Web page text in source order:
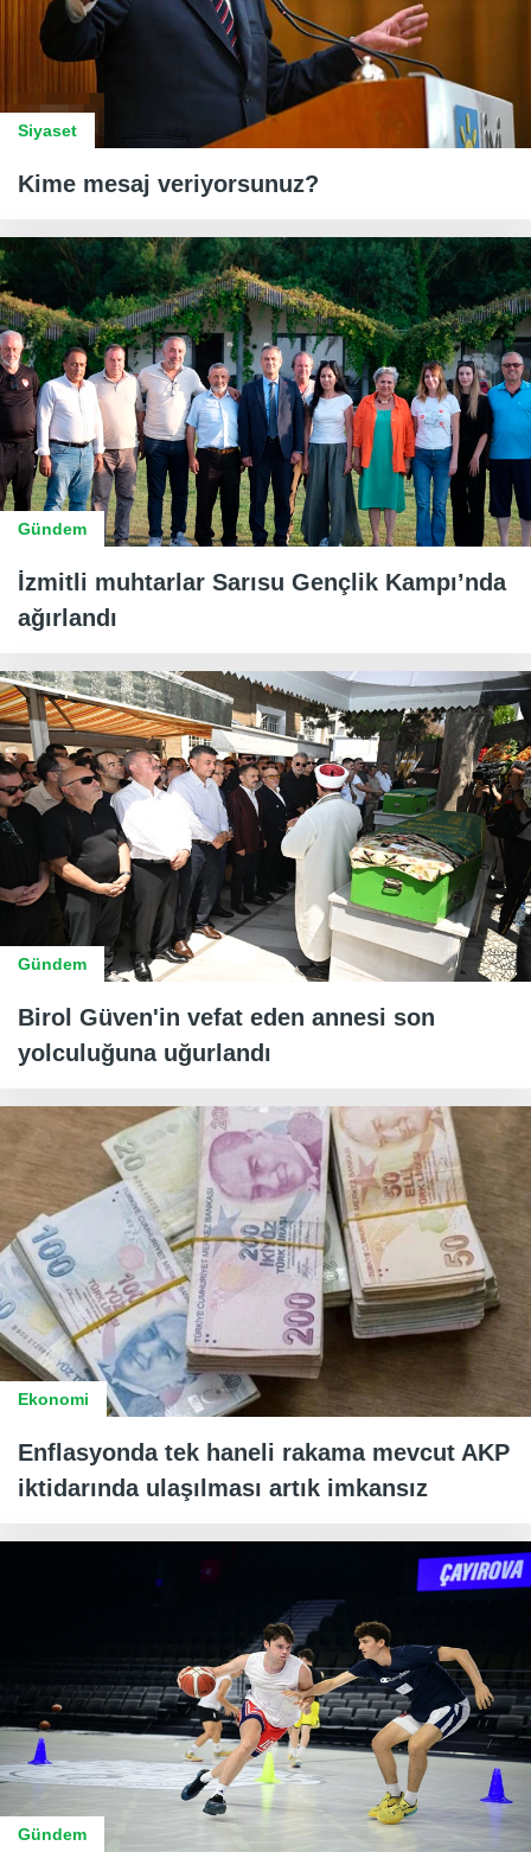
Siyaset
Kime mesaj veriyorsunuz?
Gündem
İzmitli muhtarlar Sarısu Gençlik Kampı’nda
ağırlandı
Gündem
Birol Güven'in vefat eden annesi son
yolculuğuna uğurlandı
Ekonomi
Enflasyonda tek haneli rakama mevcut AKP
iktidarında ulaşılması artık imkansız
Gündem